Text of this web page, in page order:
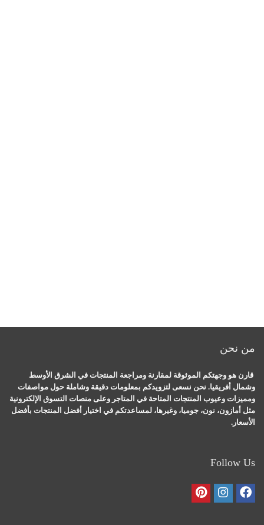
من نحن
قارن هو وجهتكم الموثوقة لمقارنة ومراجعة المنتجات في الشرق الأوسط
وشمال أفريقيا. نحن نسعى لتزويدكم بمعلومات دقيقة وشاملة حول مواصفات
ومميزات وعيوب المنتجات المتاحة في المتاجر وعلى منصات التسوق الإلكترونية
مثل أمازون، نون، جوميا، وغيرها، لمساعدتكم في اختيار أفضل المنتجات بأفضل
الأسعار.
Follow Us